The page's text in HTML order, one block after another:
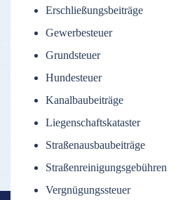
Erschließungsbeiträge
Gewerbesteuer
Grundsteuer
Hundesteuer
Kanalbaubeiträge
Liegenschaftskataster
Straßenausbaubeiträge
Straßenreinigungsgebühren
Vergnügungssteuer